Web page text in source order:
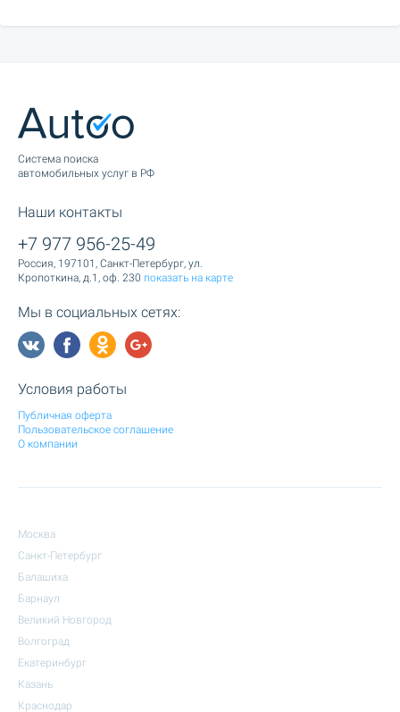
Cистема поиска
автомобильных услуг в РФ
Наши контакты
+7 977 956-25-49
Россия, 197101, Санкт-Петербург, ул.
Кропоткина, д.1, оф. 230 показать на карте
Мы в социальных сетях:
Условия работы
Публичная оферта
Пользовательское соглашение
О компании
Москва
Санкт-Петербург
Балашиха
Барнаул
Великий Новгород
Волгоград
Екатеринбург
Казань
Краснодар